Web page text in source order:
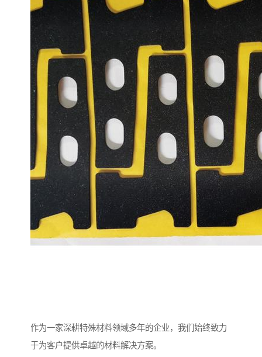
作为一家深耕特殊材料领域多年的企业，我们始终致力
于为客户提供卓越的材料解决方案。